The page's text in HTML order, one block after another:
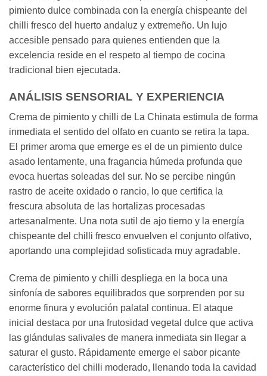
pimiento dulce combinada con la energía chispeante del
chilli fresco del huerto andaluz y extremeño. Un lujo
accesible pensado para quienes entienden que la
excelencia reside en el respeto al tiempo de cocina
tradicional bien ejecutada.
ANÁLISIS SENSORIAL Y EXPERIENCIA
Crema de pimiento y chilli de La Chinata estimula de forma
inmediata el sentido del olfato en cuanto se retira la tapa.
El primer aroma que emerge es el de un pimiento dulce
asado lentamente, una fragancia húmeda profunda que
evoca huertas soleadas del sur. No se percibe ningún
rastro de aceite oxidado o rancio, lo que certifica la
frescura absoluta de las hortalizas procesadas
artesanalmente. Una nota sutil de ajo tierno y la energía
chispeante del chilli fresco envuelven el conjunto olfativo,
aportando una complejidad sofisticada muy agradable.
Crema de pimiento y chilli despliega en la boca una
sinfonía de sabores equilibrados que sorprenden por su
enorme finura y evolución palatal continua. El ataque
inicial destaca por una frutosidad vegetal dulce que activa
las glándulas salivales de manera inmediata sin llegar a
saturar el gusto. Rápidamente emerge el sabor picante
característico del chilli moderado, llenando toda la cavidad